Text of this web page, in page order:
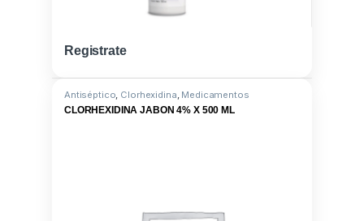
Registrate
Antiséptico, Clorhexidina, Medicamentos
CLORHEXIDINA JABON 4% X 500 ML